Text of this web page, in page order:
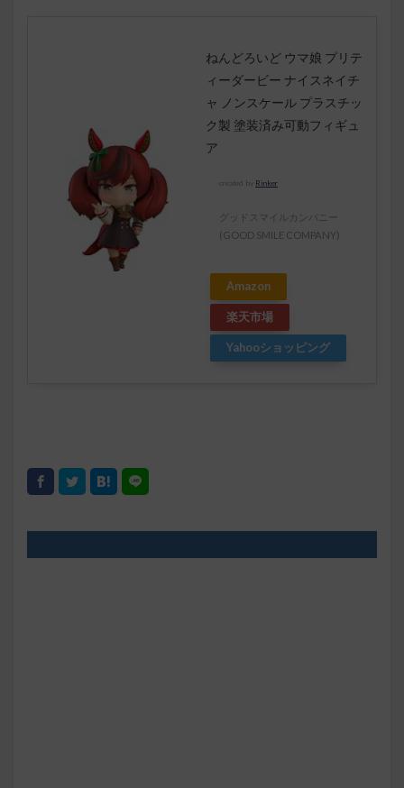
ねんどろいど ウマ娘 プリテ
ィーダービー ナイスネイチ
ャ ノンスケール プラスチッ
ク製 塗装済み可動フィギュ
ア
created by Rinker
グッドスマイルカンパニー
(GOOD SMILE COMPANY)
Amazon
楽天市場
Yahooショッピング